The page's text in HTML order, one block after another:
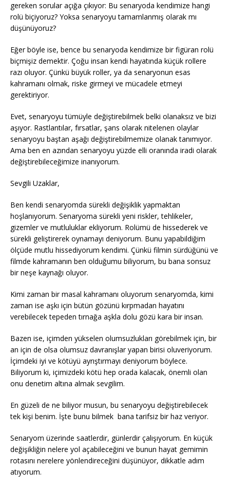
gereken sorular açığa çıkıyor: Bu senaryoda kendimize hangi
rolü biçiyoruz? Yoksa senaryoyu tamamlanmış olarak mı
düşünüyoruz?
Eğer böyle ise, bence bu senaryoda kendimize bir figüran rolü
biçmişiz demektir. Çoğu insan kendi hayatında küçük rollere
razı oluyor. Çünkü büyük roller, ya da senaryonun esas
kahramanı olmak, riske girmeyi ve mücadele etmeyi
gerektiriyor.
Evet, senaryoyu tümüyle değiştirebilmek belki olanaksız ve bizi
aşıyor. Rastlantılar, fırsatlar, şans olarak nitelenen olaylar
senaryoyu baştan aşağı değiştirebilmemize olanak tanımıyor.
Ama ben en azından senaryoyu yüzde elli oranında iradi olarak
değiştirebileceğimize inanıyorum.
Sevgili Uzaklar,
Ben kendi senaryomda sürekli değişiklik yapmaktan
hoşlanıyorum. Senaryoma sürekli yeni riskler, tehlikeler,
gizemler ve mutluluklar ekliyorum. Rolümü de hissederek ve
sürekli geliştirerek oynamayı deniyorum. Bunu yapabildiğim
ölçüde mutlu hissediyorum kendimi. Çünkü filmin sürdüğünü ve
filmde kahramanın ben olduğumu biliyorum, bu bana sonsuz
bir neşe kaynağı oluyor.
Kimi zaman bir masal kahramanı oluyorum senaryomda, kimi
zaman ise aşkı için bütün gözünü kırpmadan hayatını
verebilecek tepeden tırnağa aşkla dolu gözü kara bir insan.
Bazen ise, içimden yükselen olumsuzlukları görebilmek için, bir
an için de olsa olumsuz davranışlar yapan birisi oluveriyorum.
İçimdeki iyi ve kötüyü ayrıştırmayı deniyorum böylece.
Biliyorum ki, içimizdeki kötü hep orada kalacak, önemli olan
onu denetim altına almak sevgilim.
En güzeli de ne biliyor musun, bu senaryoyu değiştirebilecek
tek kişi benim. İşte bunu bilmek bana tarifsiz bir haz veriyor.
Senaryom üzerinde saatlerdir, günlerdir çalışıyorum. En küçük
değişikliğin nelere yol açabileceğini ve bunun hayat gemimin
rotasını nerelere yönlendireceğini düşünüyor, dikkatle adım
atıyorum.